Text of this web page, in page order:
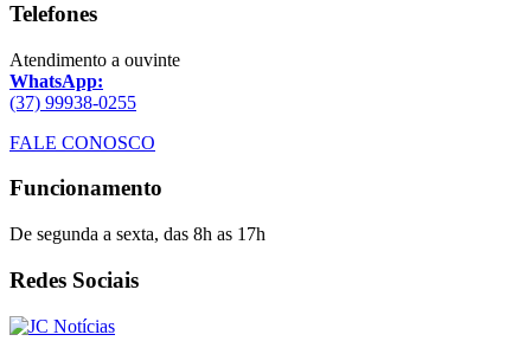
Telefones
Atendimento a ouvinte
WhatsApp:
(37) 99938-0255
FALE CONOSCO
Funcionamento
De segunda a sexta, das 8h as 17h
Redes Sociais